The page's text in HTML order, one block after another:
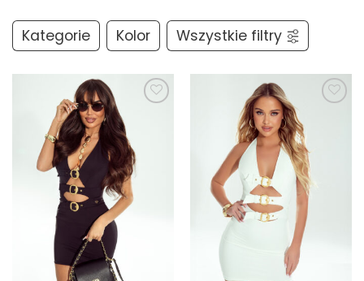
Kategorie Kolor Wszystkie filtry
Dodaj do
ulubionych
Dodaj do
ulubionych